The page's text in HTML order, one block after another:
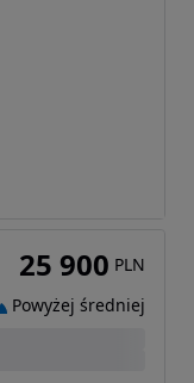
25 900 PLN
Powyżej średniej